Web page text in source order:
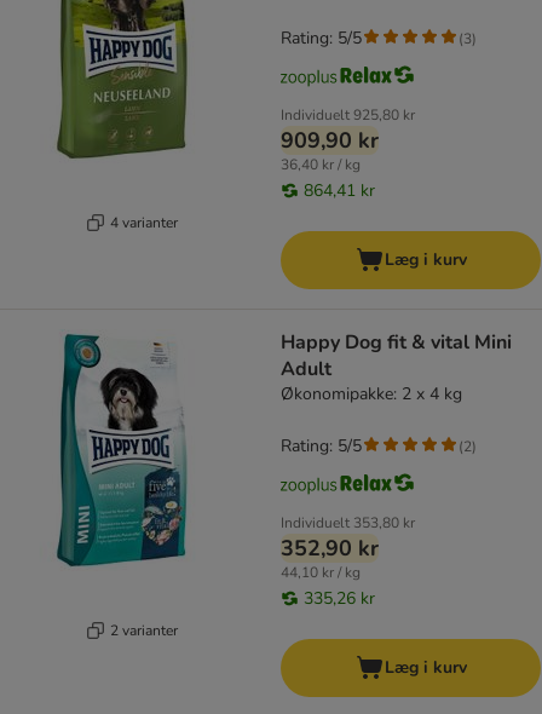
4 varianter
Individuelt925,80 kr
909,90 kr
36,40 kr / kg
864,41 kr
Rating: 5/5 (3)
Læg i kurv
2 varianter
Happy Dog fit & vital Mini
Adult
Økonomipakke: 2 x 4 kg
Individuelt 353,80 kr
352,90 kr
44,10 kr / kg
335,26 kr
Rating: 5/5 (2)
Læg i kurv